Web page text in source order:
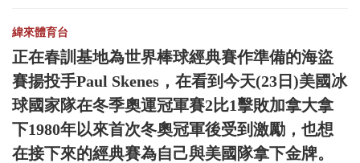
緯來體育台
正在春訓基地為世界棒球經典賽作準備的海盜
賽揚投手Paul Skenes，在看到今天(23日)美國冰
球國家隊在冬季奧運冠軍賽2比1擊敗加拿大拿
下1980年以來首次冬奧冠軍後受到激勵，也想
在接下來的經典賽為自己與美國隊拿下金牌。